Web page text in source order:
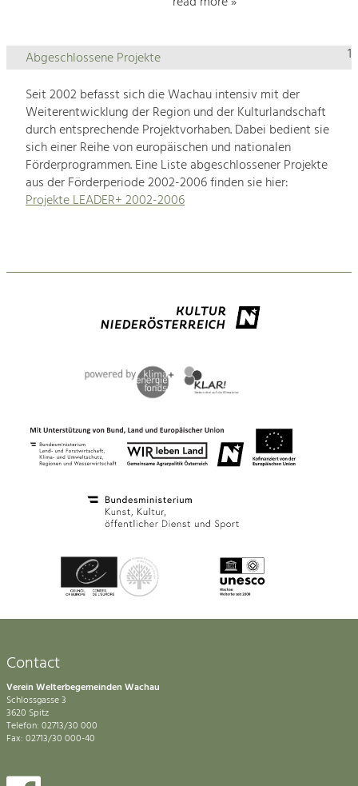
1
Abgeschlossene Projekte
Seit 2002 befasst sich die Wachau intensiv mit der
Weiterentwicklung der Region und der Kulturlandschaft
durch entsprechende Projektvorhaben. Dabei bedient sie
sich einer Reihe von europäischen und nationalen
Förderprogrammen. Eine Liste abgeschlossener Projekte
aus der Förderperiode 2002-2006 finden sie hier:
Projekte LEADER+ 2002-2006
Contact
Verein Welterbegemeinden Wachau
Schlossgasse 3
3620 Spitz
Telefon: 02713/30 000
Fax: 02713/30 000-40